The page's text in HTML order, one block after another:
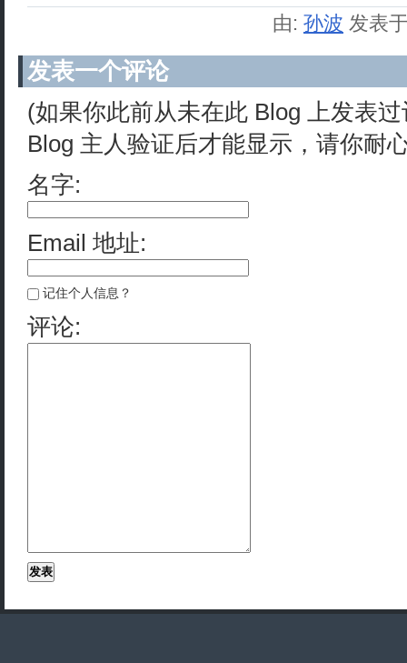
由: 孙波 发表
发表一个评论
(如果你此前从未在此 Blog 上发表
Blog 主人验证后才能显示，请你耐
名字:
Email 地址:
记住个人信息？
评论: